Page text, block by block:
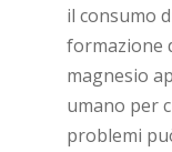
il consumo
formazione
magnesio
umano per
problemi